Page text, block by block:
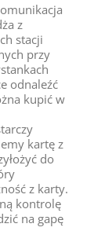
z
stacji
przy
odnaleźć
kupić w
kartę z
do
z karty.
kontrolę
na gapę